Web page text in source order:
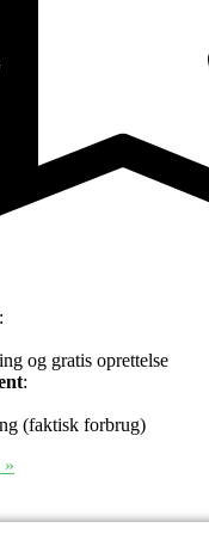
:
og gratis oprettelse
:
(faktisk forbrug)
»